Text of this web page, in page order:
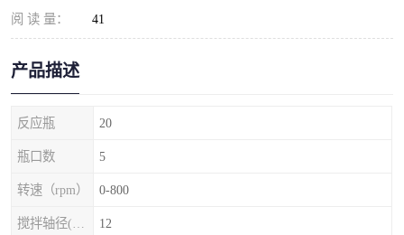
阅 读 量： 41
产品描述
反应瓶 20
瓶口数 5
转速（rpm） 0-800
12